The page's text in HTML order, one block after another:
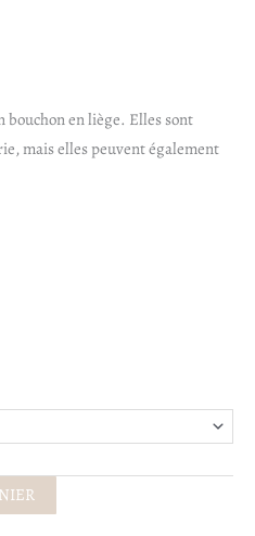
bouchon en liège. Elles sont
mais elles peuvent également